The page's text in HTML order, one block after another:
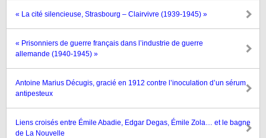
« La cité silencieuse, Strasbourg – Clairvivre (1939-1945) »
« Prisonniers de guerre français dans l’industrie de guerre
allemande (1940-1945) »
Antoine Marius Décugis, gracié en 1912 contre l’inoculation d’un sérum
antipesteux
Liens croisés entre Émile Abadie, Edgar Degas, Émile Zola… et le bagne
de La Nouvelle